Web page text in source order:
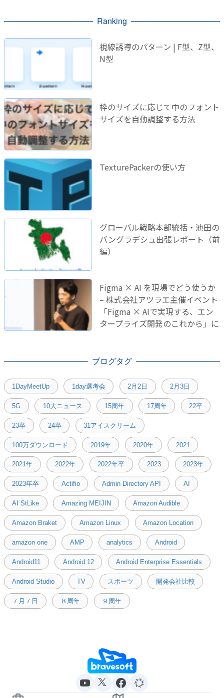
Ranking
視線誘導のパターン | F型、Z型、
N型
枠のサイズに応じて中のフォント
サイズを自動調整する方法
TexturePackerの使い方
グローバル戦略本部統括・池田の
バングラデシュ出張レポート（前
編）
Figma × AI を現場でどう使うか
– 株式会社アツラエ主催イベント
「Figma × AIで実現する、エン
タープライズ開発のこれから」に
ブログタグ
1DayMeetUp 1day選考会 2月2日 2月3日
5G 10大ニュース 15周年 17周年 22卒
23卒 24卒 31アイスクリーム
100万ダウンロード 2019年 2020年 2021
2021年 2022年 2022年卒 2023 2023年
2023年卒 Actifio Admin Directory API AI
AI StLike Amazing MEIJIN Amazon Audible
Amazon Braket Amazon Linux Amazon Location
amazon one AMP analytics Android
Android11 Android 12 Android Enterprise Essentials
Android Studio TV スポーツ 開発会社比較
７月７日 ８周年 ９周年